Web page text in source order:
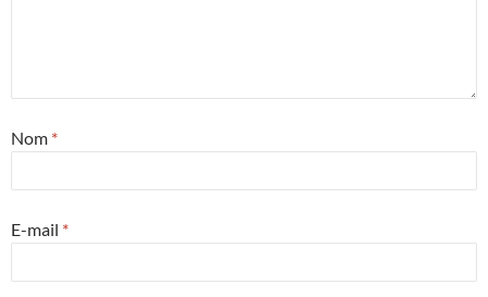
Nom *
E-mail *